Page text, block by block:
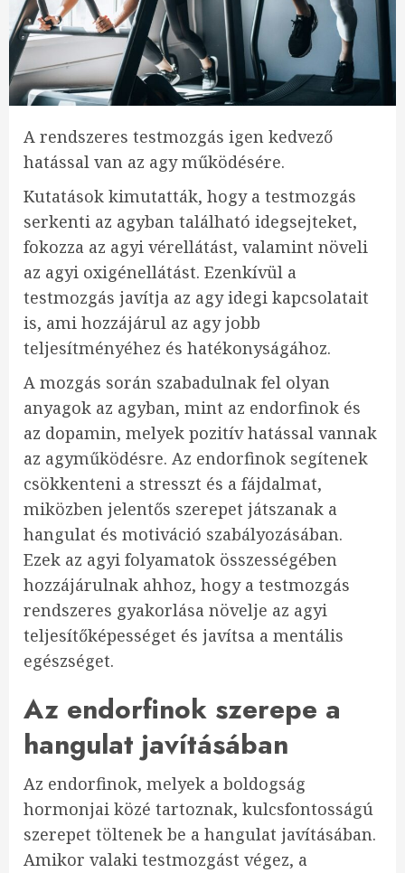
A rendszeres testmozgás igen kedvező
hatással van az agy működésére.
Kutatások kimutatták, hogy a testmozgás
serkenti az agyban található idegsejteket,
fokozza az agyi vérellátást, valamint növeli
az agyi oxigénellátást. Ezenkívül a
testmozgás javítja az agy idegi kapcsolatait
is, ami hozzájárul az agy jobb
teljesítményéhez és hatékonyságához.
A mozgás során szabadulnak fel olyan
anyagok az agyban, mint az endorfinok és
az dopamin, melyek pozitív hatással vannak
az agyműködésre. Az endorfinok segítenek
csökkenteni a stresszt és a fájdalmat,
miközben jelentős szerepet játszanak a
hangulat és motiváció szabályozásában.
Ezek az agyi folyamatok összességében
hozzájárulnak ahhoz, hogy a testmozgás
rendszeres gyakorlása növelje az agyi
teljesítőképességet és javítsa a mentális
egészséget.
Az endorfinok szerepe a
hangulat javításában
Az endorfinok, melyek a boldogság
hormonjai közé tartoznak, kulcsfontosságú
szerepet töltenek be a hangulat javításában.
Amikor valaki testmozgást végez, a